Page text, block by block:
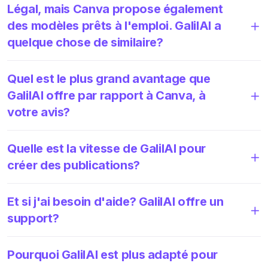
Légal, mais Canva propose également
des modèles prêts à l'emploi. GalilAI a
quelque chose de similaire?
Quel est le plus grand avantage que
GalilAI offre par rapport à Canva, à
votre avis?
Quelle est la vitesse de GalilAI pour
créer des publications?
Et si j'ai besoin d'aide? GalilAI offre un
support?
Pourquoi GalilAI est plus adapté pour